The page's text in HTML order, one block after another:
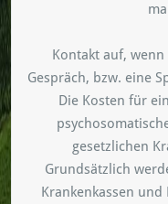
Kontakt auf,
Gespräch, bzw. eine
Die Kosten für
gesetzlichen
Grundsätzlich
Krankenkassen